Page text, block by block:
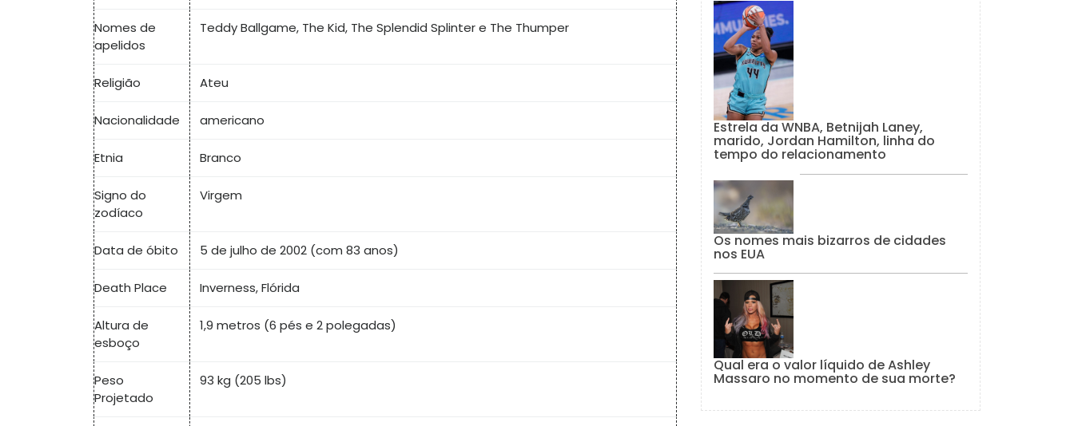
Nomes de
apelidos
Teddy Ballgame, The Kid, The Splendid Splinter e The Thumper
Religião Ateu
Nacionalidade americano
Etnia Branco
Signo do
zodíaco
Virgem
Data de óbito 5 de julho de 2002 (com 83 anos)
Death Place Inverness, Flórida
Altura de
esboço
1,9 metros (6 pés e 2 polegadas)
Peso
Projetado
93 kg (205 lbs)
Estrela da WNBA, Betnijah Laney,
marido, Jordan Hamilton, linha do
tempo do relacionamento
Os nomes mais bizarros de cidades
nos EUA
Qual era o valor líquido de Ashley
Massaro no momento de sua morte?